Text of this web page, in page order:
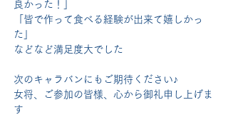
良かった！」
「皆で作って食べる経験が出来て嬉しかっ
た」
などなど満足度大でした
次のキャラバンにもご期待ください♪
女将、ご参加の皆様、心から御礼申し上げま
す